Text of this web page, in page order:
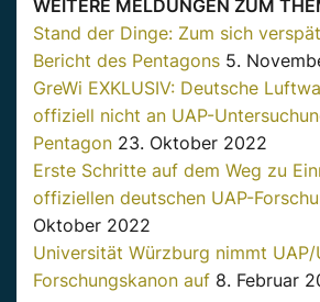
WEITERE MELDUNGEN ZUM
Stand der Dinge: Zum sich
Bericht des Pentagons 5.
GreWi EXKLUSIV: Deutsche
offiziell nicht an UAP-
Pentagon 23. Oktober 2022
Erste Schritte auf dem Weg zu
offiziellen deutschen UAP-
Oktober 2022
Universität Würzburg nimmt UAP/
Forschungskanon auf 8. Februar